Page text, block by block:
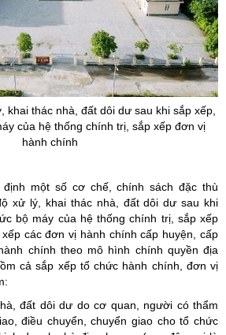
khai thác nhà, đất dôi dư sau khi sắp xếp,
của hệ thống chính trị, sắp xếp đơn vị
hành chính
một số cơ chế, chính sách đặc thù
xử lý, khai thác nhà, đất dôi dư sau khi
bộ máy của hệ thống chính trị, sắp xếp
các đơn vị hành chính cấp huyện, cấp
chính theo mô hình chính quyền địa
cả sắp xếp tổ chức hành chính, đơn vị
đất dôi dư do cơ quan, người có thẩm
điều chuyển, chuyển giao cho tổ chức